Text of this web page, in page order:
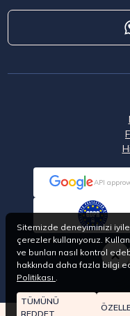
API
Sitemizde deneyiminizi
çerezler kullanıyoruz.
ve bunları nasıl kontrol
hakkında daha fazla bilgi
Politikası .
TÜMÜNÜ
REDDET